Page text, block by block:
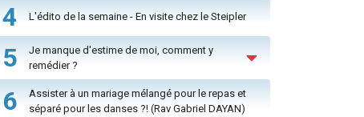
4 L'édito de la semaine - En visite chez le Steipler
5
Je manque d'estime de moi, comment y
remédier ?
6
Assister à un mariage mélangé pour le repas et
séparé pour les danses ?! (Rav Gabriel DAYAN)